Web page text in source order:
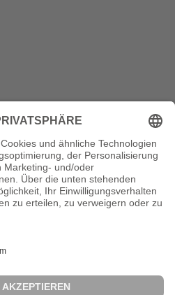
Straßenbau- und Verkehrsingenieure e. V. (BSVI). Diese vertritt in 14